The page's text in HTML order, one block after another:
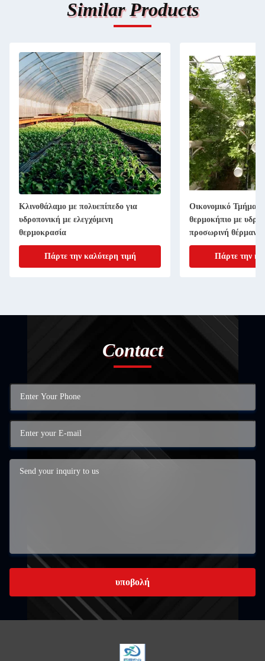
Similar Products
Κλινοθάλαμο με πολυεπίπεδο για
υδροπονική με ελεγχόμενη
θερμοκρασία
Πάρτε την καλύτερη τιμή
Οικονομικό Τμήμα
θερμοκήπιο με
προσωρινή
Πάρτε την
Contact
υποβολή